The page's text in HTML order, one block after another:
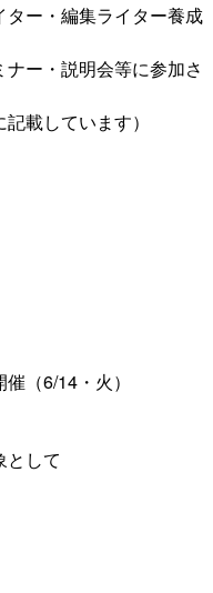
ー・編集ライター養成
ー・説明会等に参加さ
載しています）
（6/14・火）
として